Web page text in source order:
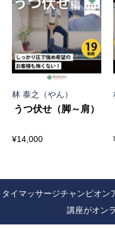
林 泰之（やん）
うつ伏せ（脚～肩）
¥14,000
タイマッサージチャンピオン
講座がオン